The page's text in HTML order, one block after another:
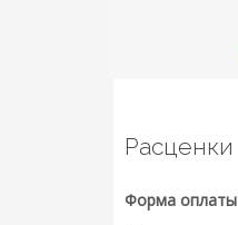
Расценки
Форма оплаты